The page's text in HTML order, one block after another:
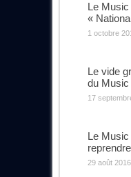
Le
«
1 octobre
Le vide
du Music
17
Le
29 août 2016